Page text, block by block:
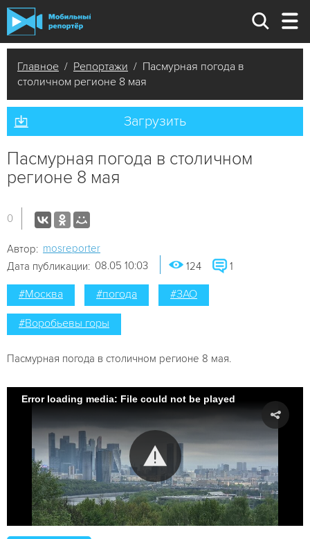
Главное / Репортажи / Пасмурная погода в
столичном регионе 8 мая
Загрузить
Пасмурная погода в столичном
регионе 8 мая
0
Автор: mosreporter
Дата публикации: 08.05 10:03 124 1
#Москва #погода #ЗАО
#Воробьевы горы
Пасмурная погода в столичном регионе 8 мая.
Error loading media: File could not be played